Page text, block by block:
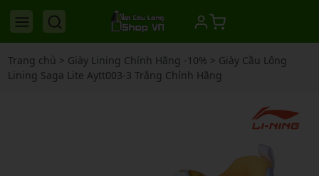
Trang chủ > Giày Lining Chính Hãng -10% > Giày Cầu Lông
Lining Saga Lite Aytt003-3 Trắng Chính Hãng